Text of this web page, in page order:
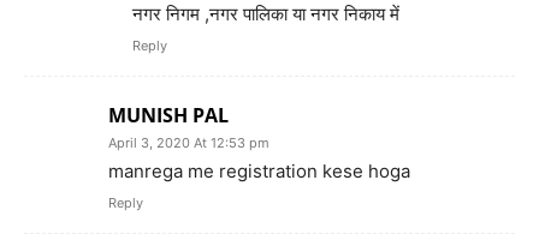
नगर निगम ,नगर पालिका या नगर निकाय में
Reply
MUNISH PAL
April 3, 2020 At 12:53 pm
manrega me registration kese hoga
Reply